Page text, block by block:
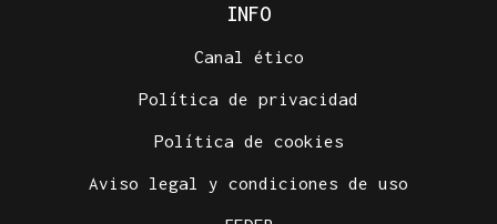
INFO
Canal ético
Política de privacidad
Política de cookies
Aviso legal y condiciones de uso